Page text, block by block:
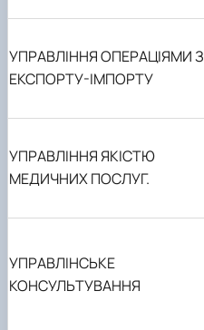
УПРАВЛІННЯ ОПЕРАЦІЯМИ З
ЕКСПОРТУ-ІМПОРТУ
УПРАВЛІННЯ ЯКІСТЮ
МЕДИЧНИХ ПОСЛУГ.
УПРАВЛІНСЬКЕ
КОНСУЛЬТУВАННЯ